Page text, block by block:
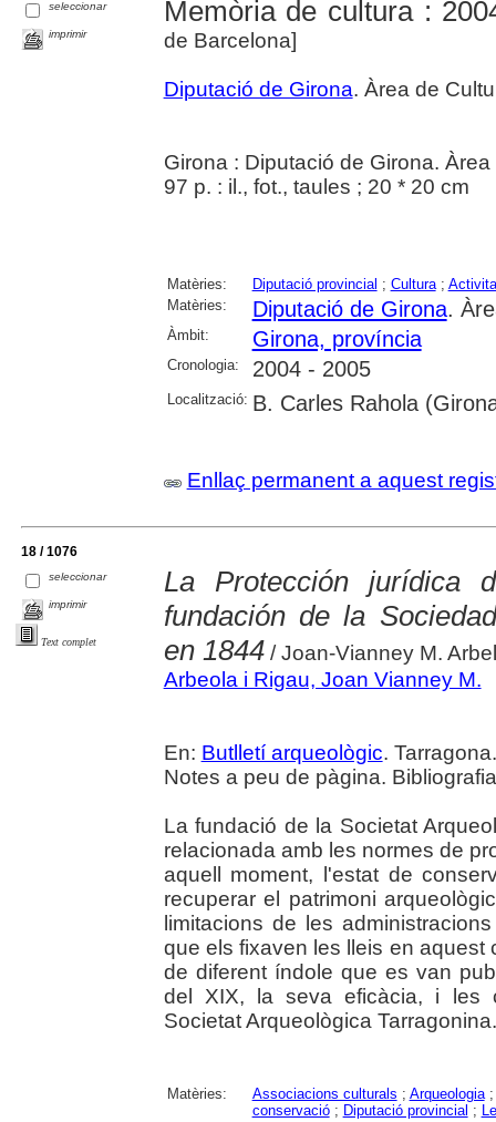
seleccionar
imprimir
Memòria de cultura :
de Barcelona]
Diputació de Girona. Àrea de
Girona : Diputació de Girona.
97 p. : il., fot., taules ; 20 * 20 cm
Matèries: Diputació provincial ; Cultura;
Matèries:
Diputació de Girona.
Àmbit: Girona, província
Cronologia: 2004 - 2005
Localització: B. Carles Rahola
Enllaç permanent a aquest
18 / 1076
seleccionar
imprimir
Text complet
La Protección jurídica
fundación de la
en 1844/ Joan-Vianney M.
Arbeola i Rigau, Joan Vianney M.
En: Butlletí arqueològic.
Notes a peu de pàgina.
La fundació de la Societat
relacionada amb les normes de
aquell moment, l'estat de
recuperar el patrimoni
limitacions de les
que els fixaven les lleis en
de diferent índole que es van
del XIX, la seva eficàcia, i les
Societat Arqueològica Tarragonina.
Matèries: Associacions culturals ; Arqueologia
conservació; Diputació provincial ;